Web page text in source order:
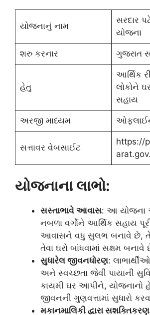
યોજનાનું નામ
સરદાર
યોજના
શરુ કરનાર ગુજરાત
હેતુ
આર્થિક
લોકોને
સહાય
અરજી માધ્યમ
સત્તાવર વેબસાઈટ
https://
યોજનાના લાભો:
સસ્તાભાવે આવાસ: આ યોજના
નબળા વર્ગોને આર્થિક સહાય
આવાસને વધુ સુલભ બનાવે છે,
તેવા ઘરો બાંધવામાં સક્ષમ બનાવે
સુધારેલ જીવનધોરણ:
અને સ્વચ્છતા જેવી પાયાની
કાયમી ઘર આપીને, યોજનાનો
જીવનની ગુણવત્તામાં સુધારો
મકાનમાલિકી દ્વારા સશક્તિકરણ